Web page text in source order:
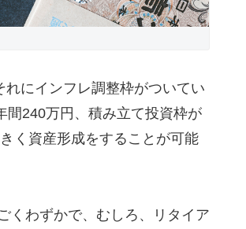
にインフレ調整枠がついてい
間240万円、積み立て投資枠が
く資産形成をすることが可能
くわずかで、むしろ、リタイア